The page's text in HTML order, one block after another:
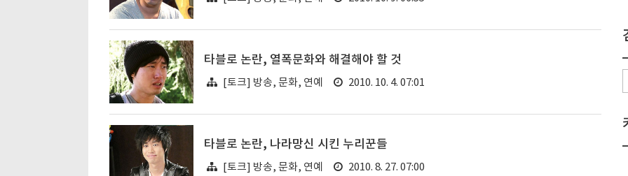
타블로 논란, 열폭문화와 해결해야 할 것
[토크] 방송, 문화, 연예 2010. 10. 4. 07:01
타블로 논란, 나라망신 시킨 누리꾼들
[토크] 방송, 문화, 연예 2010. 8. 27. 07:00